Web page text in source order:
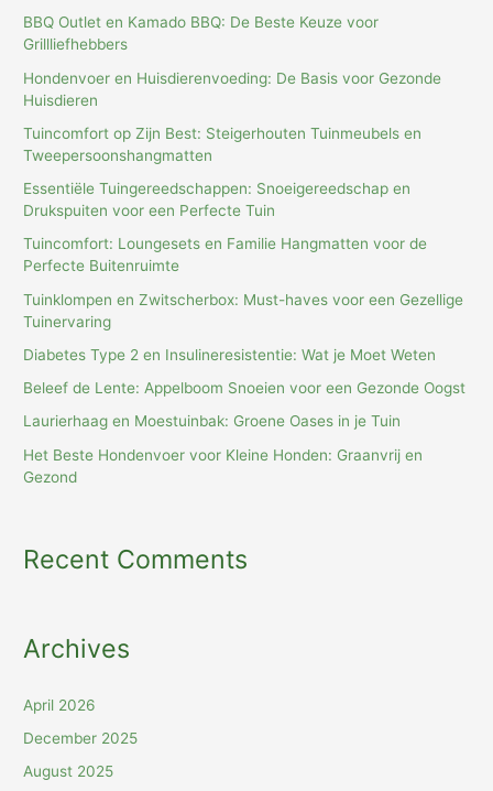
BBQ Outlet en Kamado BBQ: De Beste Keuze voor
Grillliefhebbers
Hondenvoer en Huisdierenvoeding: De Basis voor Gezonde
Huisdieren
Tuincomfort op Zijn Best: Steigerhouten Tuinmeubels en
Tweepersoonshangmatten
Essentiële Tuingereedschappen: Snoeigereedschap en
Drukspuiten voor een Perfecte Tuin
Tuincomfort: Loungesets en Familie Hangmatten voor de
Perfecte Buitenruimte
Tuinklompen en Zwitscherbox: Must-haves voor een Gezellige
Tuinervaring
Diabetes Type 2 en Insulineresistentie: Wat je Moet Weten
Beleef de Lente: Appelboom Snoeien voor een Gezonde Oogst
Laurierhaag en Moestuinbak: Groene Oases in je Tuin
Het Beste Hondenvoer voor Kleine Honden: Graanvrij en
Gezond
Recent Comments
Archives
April 2026
December 2025
August 2025